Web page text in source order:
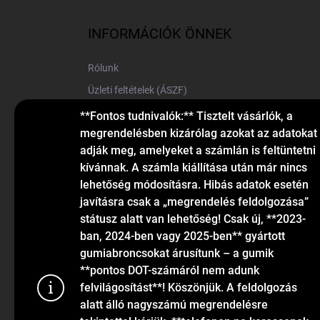
**Fontos tudnivalók:** Tisztelt vásárlók, a
megrendelésben kizárólag azokat az adatokat
adják meg, amelyeket a számlán is feltüntetni
kívánnak. A számla kiállítása után már nincs
lehetőség módosításra. Hibás adatok esetén
javításra csak a „megrendelés feldolgozása”
státusz alatt van lehetőség! Csak új, **2023-
ban, 2024-ben vagy 2025-ben** gyártott
gumiabroncsokat árusítunk – a gumik
**pontos DOT-számáról nem adunk
felvilágosítást**! Köszönjük. A feldolgozás
alatt álló nagyszámú megrendelésre
INFORMÁCIÓK ÖNNEK
Rólunk
Üzleti feltételek (ÁSZF)
Elérhetőségek
Blog
KAPCSOLAT
info@gumiok.hu